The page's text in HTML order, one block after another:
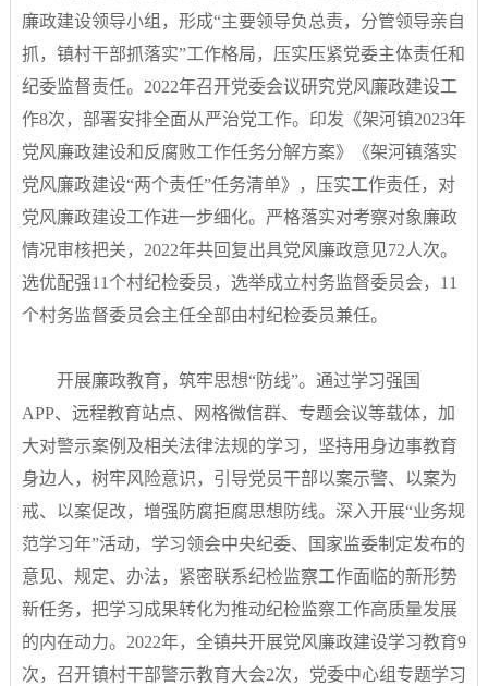
廉政建设领导小组，形成“主要领导负总责，分管领导亲自
抓，镇村干部抓落实”工作格局，压实压紧党委主体责任和
纪委监督责任。2022年召开党委会议研究党风廉政建设工
作8次，部署安排全面从严治党工作。印发《架河镇2023年
党风廉政建设和反腐败工作任务分解方案》《架河镇落实
党风廉政建设“两个责任”任务清单》，压实工作责任，对
党风廉政建设工作进一步细化。严格落实对考察对象廉政
情况审核把关，2022年共回复出具党风廉政意见72人次。
选优配强11个村纪检委员，选举成立村务监督委员会，11
个村务监督委员会主任全部由村纪检委员兼任。
开展廉政教育，筑牢思想“防线”。通过学习强国
APP、远程教育站点、网格微信群、专题会议等载体，加
大对警示案例及相关法律法规的学习，坚持用身边事教育
身边人，树牢风险意识，引导党员干部以案示警、以案为
戒、以案促改，增强防腐拒腐思想防线。深入开展“业务规
范学习年”活动，学习领会中央纪委、国家监委制定发布的
意见、规定、办法，紧密联系纪检监察工作面临的新形势
新任务，把学习成果转化为推动纪检监察工作高质量发展
的内在动力。2022年，全镇共开展党风廉政建设学习教育9
次，召开镇村干部警示教育大会2次，党委中心组专题学习